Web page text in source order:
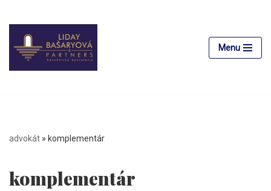
Preskočiť
na
obsah
Menu
advokát » komplementár
komplementár